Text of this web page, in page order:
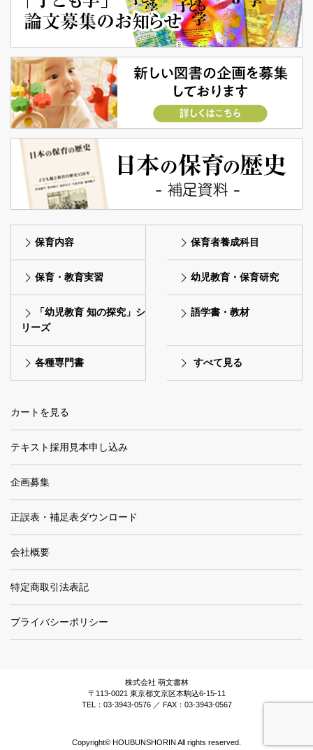
保育内容 保育者養成科目
保育・教育実習 幼児教育・保育研究
「幼児教育 知の探究」シ
リーズ
語学書・教材
各種専門書 すべて見る
カートを見る
テキスト採用見本申し込み
企画募集
正誤表・補足表ダウンロード
会社概要
特定商取引法表記
プライバシーポリシー
株式会社 萌文書林
〒113-0021 東京都文京区本駒込6-15-11
TEL：03-3943-0576 ／ FAX：03-3943-0567
Copyright© HOUBUNSHORIN All rights reserved.